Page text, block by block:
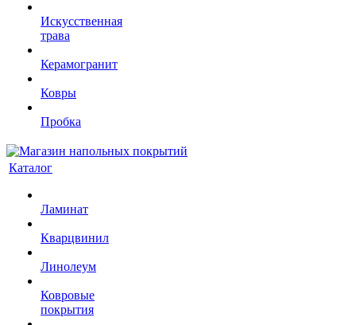
Искусственная
трава
Керамогранит
Ковры
Пробка
Каталог
Ламинат
Кварцвинил
Линолеум
Ковровые
покрытия